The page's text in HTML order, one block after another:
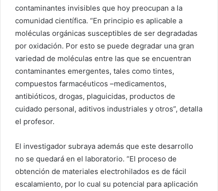
contaminantes invisibles que hoy preocupan a la
comunidad científica. “En principio es aplicable a
moléculas orgánicas susceptibles de ser degradadas
por oxidación. Por esto se puede degradar una gran
variedad de moléculas entre las que se encuentran
contaminantes emergentes, tales como tintes,
compuestos farmacéuticos –medicamentos,
antibióticos, drogas, plaguicidas, productos de
cuidado personal, aditivos industriales y otros”, detalla
el profesor.
El investigador subraya además que este desarrollo
no se quedará en el laboratorio. “El proceso de
obtención de materiales electrohilados es de fácil
escalamiento, por lo cual su potencial para aplicación